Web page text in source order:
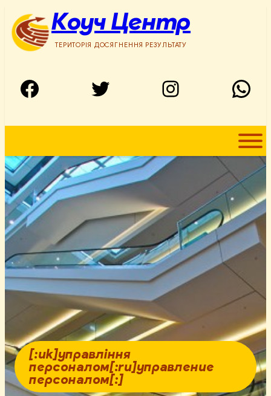
до
вмісту
Коуч Центр
ТЕРИТОРІЯ ДОСЯГНЕННЯ РЕЗУЛЬТАТУ
Facebook Twitter Instagram WhatsApp
[:uk]управління
персоналом[:ru]управление
персоналом[:]